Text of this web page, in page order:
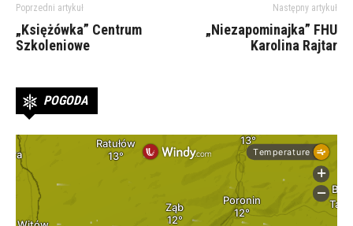
Poprzedni artykuł
„Księżówka” Centrum
Szkoleniowe
Następny artykuł
„Niezapominajka” FHU
Karolina Rajtar
POGODA